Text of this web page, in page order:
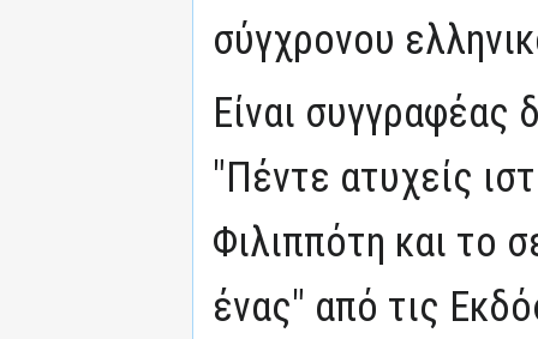
σύγχρονου
Είναι συγγραφέας
"Πέντε ατυχείς
Φιλιππότη και το
ένας" από τις